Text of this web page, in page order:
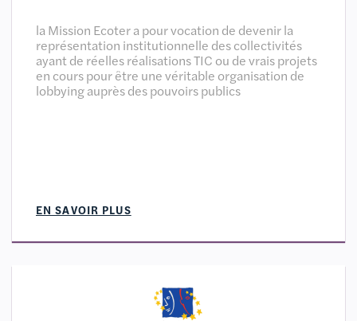
la Mission Ecoter a pour vocation de devenir la
représentation institutionnelle des collectivités
ayant de réelles réalisations TIC ou de vrais projets
en cours pour être une véritable organisation de
lobbying auprès des pouvoirs publics
EN SAVOIR PLUS